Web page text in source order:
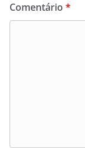
Comentário *